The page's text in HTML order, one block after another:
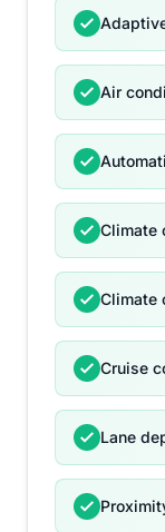
Air
Climate
Climate
Cruise
Lane